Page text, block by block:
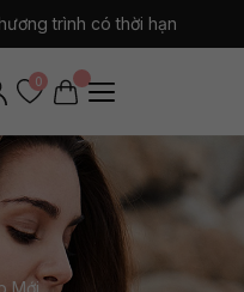
bộ sản phẩm
0
Mới